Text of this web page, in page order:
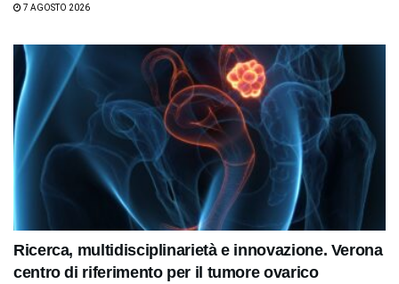
7 AGOSTO 2026
Ricerca, multidisciplinarietà e innovazione. Verona
centro di riferimento per il tumore ovarico